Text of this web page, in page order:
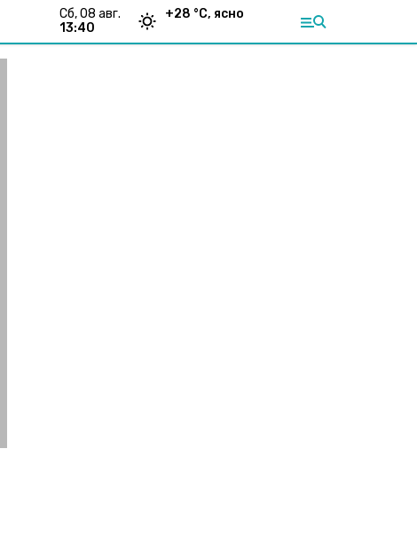
сб, 08 авг.
13:40
+28 °С, ясно